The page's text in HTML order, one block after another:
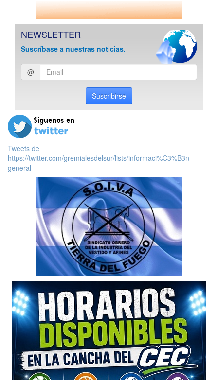
NEWSLETTER
Suscríbase a nuestras noticias.
Ingresar
email
@
Suscribirse
Tweets de
https://twitter.com/gremialesdelsur/lists/informaci%C3%B3n-
general